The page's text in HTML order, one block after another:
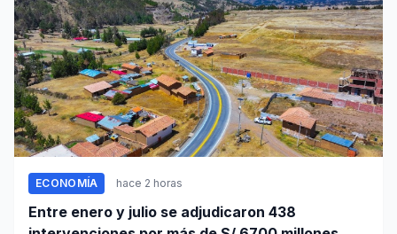
ECONOMÍA hace 2 horas
Entre enero y julio se adjudicaron 438